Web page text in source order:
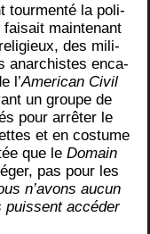
tour­men­té la poli­
main­te­nant
des mili­
anar­chistes enca­
l’Ame­ri­can Civil
un groupe de
pour arrê­ter le
et en cos­tume
que le Domain
pas pour les
n’a­vons aucun
puissent accé­der